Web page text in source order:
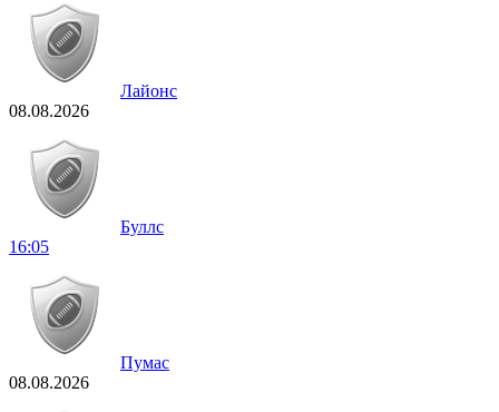
Лайонс
08.08.2026
Буллс
16:05
Пумас
08.08.2026